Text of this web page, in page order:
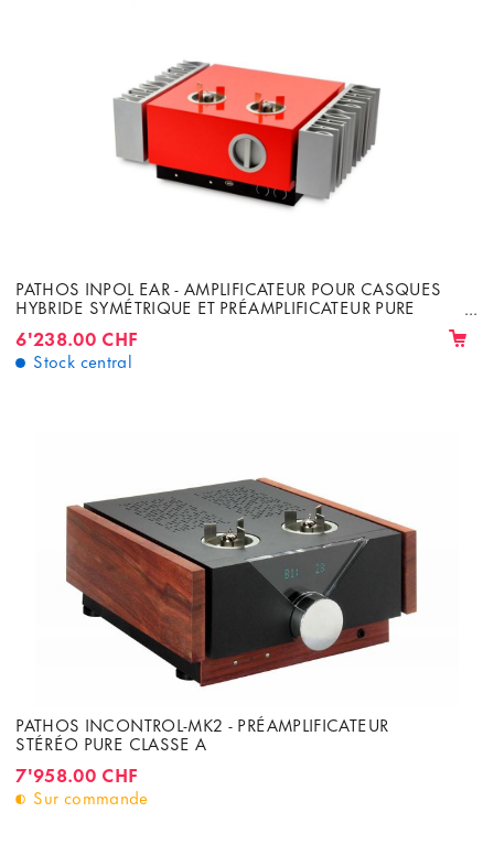
PATHOS INPOL EAR - AMPLIFICATEUR POUR CASQUES
HYBRIDE SYMÉTRIQUE ET PRÉAMPLIFICATEUR PURE
6'238.00 CHF
Stock central
PATHOS INCONTROL-MK2 - PRÉAMPLIFICATEUR
STÉRÉO PURE CLASSE A
7'958.00 CHF
Sur commande